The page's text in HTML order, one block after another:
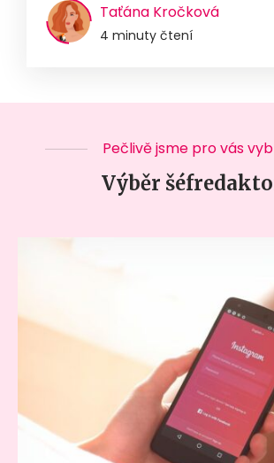
Taťána Kročková
4 minuty čtení
Pečlivě jsme pro vás
Výběr